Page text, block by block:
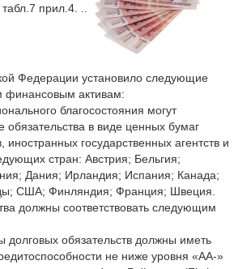
прил.4. ..
Федерации установило следующие
финансовым активам:
благосостояния могут
обязательства в виде ценных бумаг
иностранных государственных агентств и
стран: Австрия; Бельгия;
Дания; Ирландия; Испания; Канада;
США; Финляндия; Франция; Швеция.
должны соответствовать следующим
долговых обязательств должны иметь
не ниже уровня «АА-»